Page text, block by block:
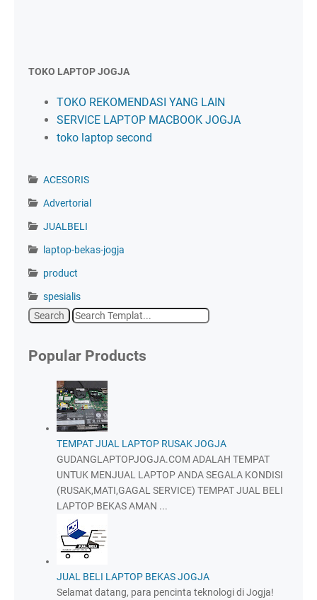
TOKO LAPTOP JOGJA
TOKO REKOMENDASI YANG LAIN
SERVICE LAPTOP MACBOOK JOGJA
toko laptop second
ACESORIS
Advertorial
JUALBELI
laptop-bekas-jogja
product
spesialis
Popular Products
TEMPAT JUAL LAPTOP RUSAK JOGJA
GUDANGLAPTOPJOGJA.COM ADALAH TEMPAT
UNTUK MENJUAL LAPTOP ANDA SEGALA KONDISI
(RUSAK,MATI,GAGAL SERVICE) TEMPAT JUAL BELI
LAPTOP BEKAS AMAN ...
JUAL BELI LAPTOP BEKAS JOGJA
Selamat datang, para pencinta teknologi di Jogja!